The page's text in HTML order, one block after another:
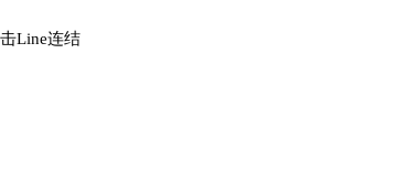
击Line连结